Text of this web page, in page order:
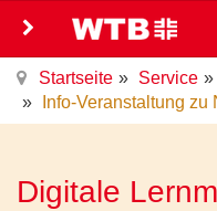
Startseite Service
Info-Veranstaltung
Digitale